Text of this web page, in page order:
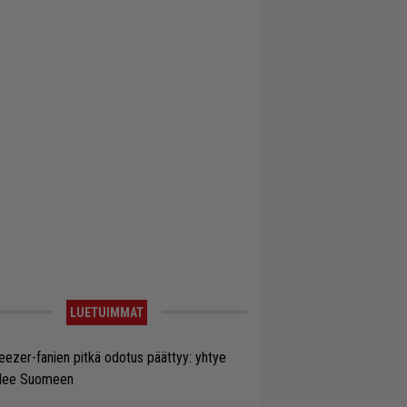
LUETUIMMAT
fanien pitkä odotus päättyy: yhtye
Suomeen